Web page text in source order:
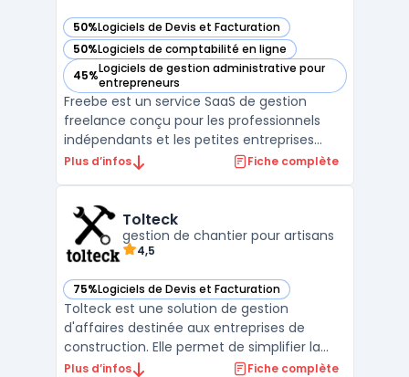
50%Logiciels de Devis et Facturation
— voir Freebe dans cette catégorie
50%Logiciels de comptabilité en ligne
— voir Freebe dans cette catégorie
45%Logiciels de gestion administrative pour
entrepreneurs
— voir Freebe dans cette catégorie
Freebe est un service SaaS de gestion
freelance conçu pour les professionnels
indépendants et les petites entreprises
recherchant un outil pour organiser leur
administratifs présentent un enjeu de
temps pour les micro ...
Plus d’infos Fiche complète
Tolteck
gestion de chantier pour artisans
4,5
75%Logiciels de Devis et Facturation
— voir Tolteck dans cette catégorie
Tolteck est une solution de gestion
d'affaires destinée aux entreprises de
construction. Elle permet de simplifier la
gestion des projets en centralisant toutes
Plus d’infos Fiche complète